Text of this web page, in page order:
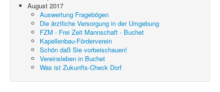
August 2017
Auswertung Fragebögen
Die ärztliche Versorgung in der Umgebung
FZM - Frei Zeit Mannschaft - Buchet
Kapellenbau-Förderverein
Schön daß Sie vorbeischauen!
Vereinsleben in Buchet
Was ist Zukunfts-Check Dorf